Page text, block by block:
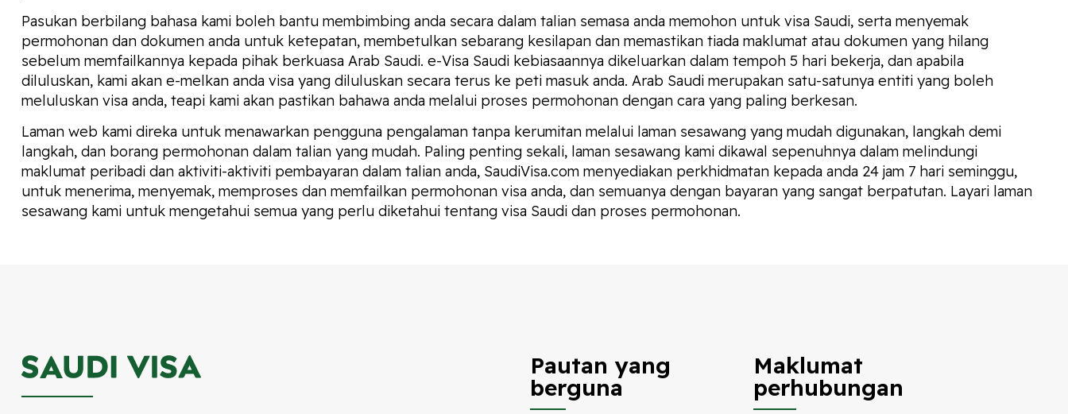
Pasukan berbilang bahasa kami boleh bantu membimbing anda secara dalam talian semasa anda memohon untuk visa Saudi, serta menyemak
permohonan dan dokumen anda untuk ketepatan, membetulkan sebarang kesilapan dan memastikan tiada maklumat atau dokumen yang hilang
sebelum memfailkannya kepada pihak berkuasa Arab Saudi. e-Visa Saudi kebiasaannya dikeluarkan dalam tempoh 5 hari bekerja, dan apabila
diluluskan, kami akan e-melkan anda visa yang diluluskan secara terus ke peti masuk anda. Arab Saudi merupakan satu-satunya entiti yang boleh
meluluskan visa anda, teapi kami akan pastikan bahawa anda melalui proses permohonan dengan cara yang paling berkesan.
Laman web kami direka untuk menawarkan pengguna pengalaman tanpa kerumitan melalui laman sesawang yang mudah digunakan, langkah demi
langkah, dan borang permohonan dalam talian yang mudah. Paling penting sekali, laman sesawang kami dikawal sepenuhnya dalam melindungi
maklumat peribadi dan aktiviti-aktiviti pembayaran dalam talian anda, SaudiVisa.com menyediakan perkhidmatan kepada anda 24 jam 7 hari seminggu,
untuk menerima, menyemak, memproses dan memfailkan permohonan visa anda, dan semuanya dengan bayaran yang sangat berpatutan. Layari laman
sesawang kami untuk mengetahui semua yang perlu diketahui tentang visa Saudi dan proses permohonan.
Pautan yang
berguna
Maklumat
perhubungan